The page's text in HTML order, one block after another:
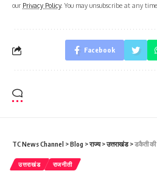
our Privacy Policy. You may unsubscribe at any time.
Facebook
TC News Channel >Blog >राज्य>उत्तराखंड>डकैती की घटना
उत्तराखंड राजनीती